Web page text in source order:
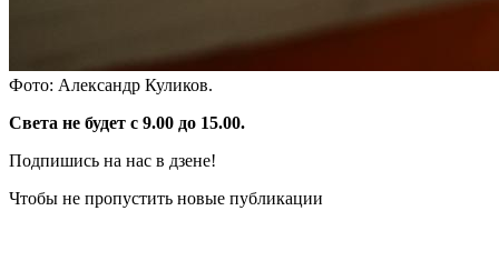
Фото: Александр Куликов.
Света не будет с 9.00 до 15.00.
Подпишись на нас в дзене!
Чтобы не пропустить новые публикации